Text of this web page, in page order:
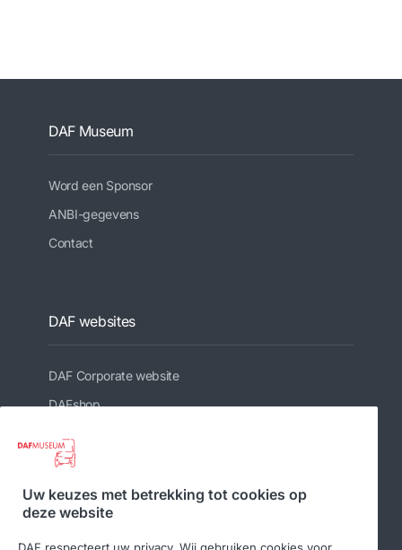
DAF Museum
Word een Sponsor
ANBI-gegevens
Contact
DAF websites
DAF Corporate website
DAFshop
Uw keuzes met betrekking tot cookies op
deze website